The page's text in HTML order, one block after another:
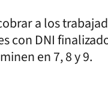
a los
con DNI
en 7, 8 y 9.